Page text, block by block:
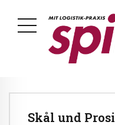
Skål und